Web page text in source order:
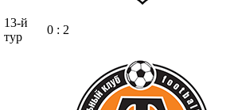
13-й
тур
0 : 2